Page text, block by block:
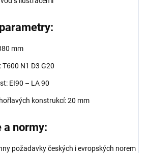
mm
N1 D3 G20
EI90 – LA 90
konstrukcí: 20 mm
normy:
požadavky českých i evropských norem